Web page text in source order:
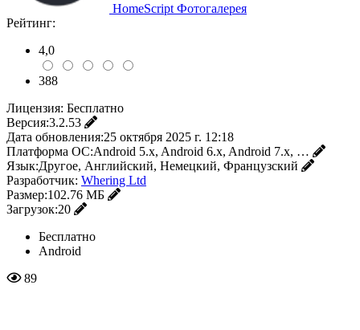
HomeScript Фотогалерея
Рейтинг:
4,0
388
Лицензия: Бесплатно
Версия:3.2.53
Дата обновления:25 октября 2025 г. 12:18
Платформа ОС:Android 5.x, Android 6.x, Android 7.x, …
Язык:Другое, Английский, Немецкий, Французский
Разработчик: Whering Ltd
Размер:102.76 МБ
Загрузок:20
Бесплатно
Android
89